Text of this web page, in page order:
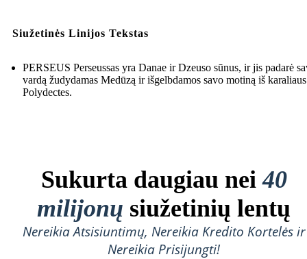
Siužetinės Linijos Tekstas
PERSEUS Perseussas yra Danae ir Dzeuso sūnus, ir jis padarė
vardą žudydamas Medūzą ir išgelbdamos savo motiną iš karaliaus
Polydectes.
Sukurta daugiau nei40
milijonų siužetinių lentų
Nereikia Atsisiuntimų, Nereikia Kredito Kortelės ir
Nereikia Prisijungti!